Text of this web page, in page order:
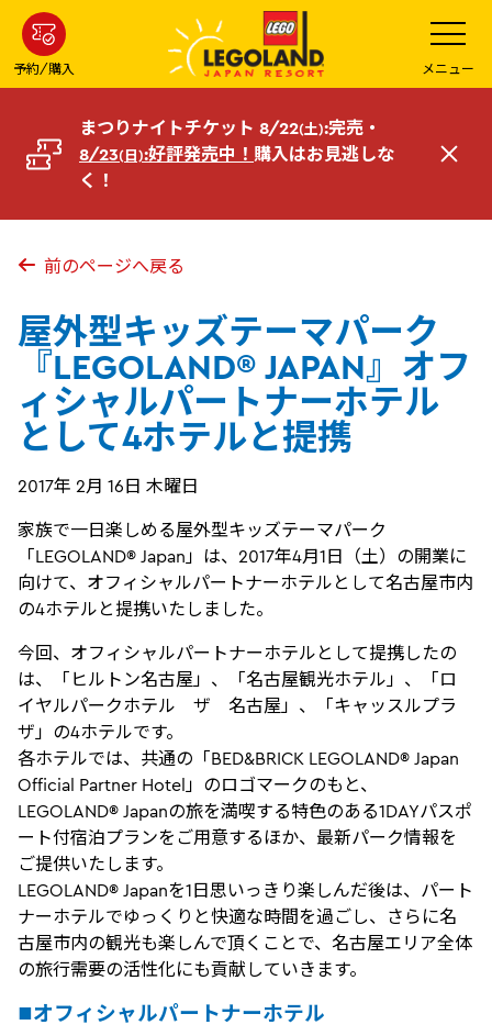
ン
コ
へ
予約/購入
メ
ニ
ュ
ー
を
開
メニュー
まつりナイトチケット 8/22(土):完売・
8/23(日):好評発売中！ 購入はお見逃しな
く！
閉
前のページへ戻る
屋外型キッズテーマパーク
『LEGOLAND® JAPAN』オフ
ィシャルパートナーホテル
として4ホテルと提携
2017年 2月 16日 木曜日
家族で一日楽しめる屋外型キッズテーマパーク
「LEGOLAND® Japan」は、2017年4月1日（土）の開業に
向けて、オフィシャルパートナーホテルとして名古屋市内
の4ホテルと提携いたしました。
今回、オフィシャルパートナーホテルとして提携したの
は、「ヒルトン名古屋」、「名古屋観光ホテル」、「ロ
イヤルパークホテル ザ 名古屋」、「キャッスルプラ
ザ」の4ホテルです。
各ホテルでは、共通の「BED&BRICK LEGOLAND® Japan
Official Partner Hotel」のロゴマークのもと、
LEGOLAND® Japanの旅を満喫する特色のある1DAYパスポ
ート付宿泊プランをご用意するほか、最新パーク情報を
ご提供いたします。
LEGOLAND® Japanを1日思いっきり楽しんだ後は、パート
ナーホテルでゆっくりと快適な時間を過ごし、さらに名
古屋市内の観光も楽しんで頂くことで、名古屋エリア全体
の旅行需要の活性化にも貢献していきます。
■オフィシャルパートナーホテル